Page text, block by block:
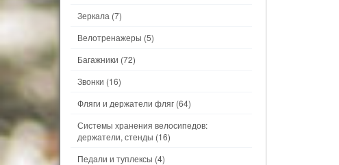
Зеркала (7)
Велотренажеры (5)
Багажники (72)
Звонки (16)
Фляги и держатели фляг (64)
Системы хранения велосипедов:
держатели, стенды (16)
Педали и туплексы (4)